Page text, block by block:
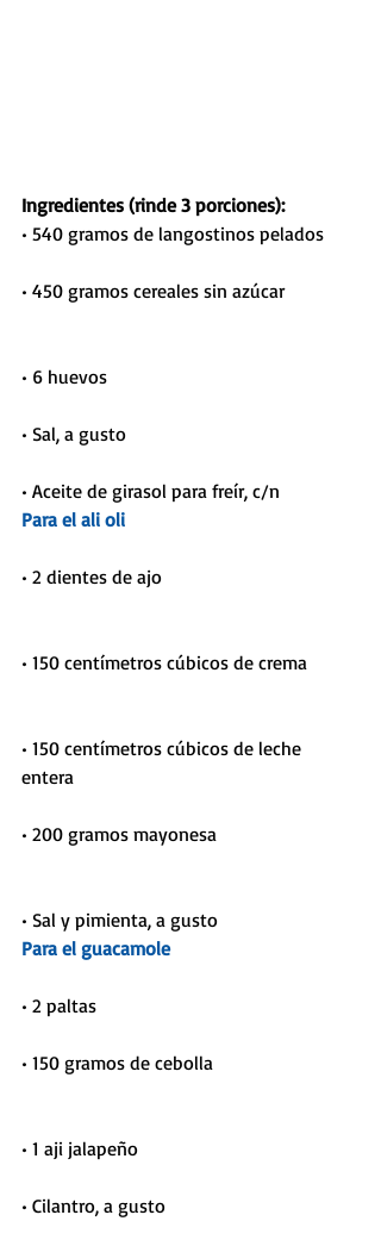
Ingredientes (rinde 3 porciones):
• 540 gramos de langostinos pelados
• 450 gramos cereales sin azúcar
• 6 huevos
• Sal, a gusto
• Aceite de girasol para freír, c/n
Para el ali oli
• 2 dientes de ajo
• 150 centímetros cúbicos de crema
• 150 centímetros cúbicos de leche
entera
• 200 gramos mayonesa
• Sal y pimienta, a gusto
Para el guacamole
• 2 paltas
• 150 gramos de cebolla
• 1 aji jalapeño
• Cilantro, a gusto